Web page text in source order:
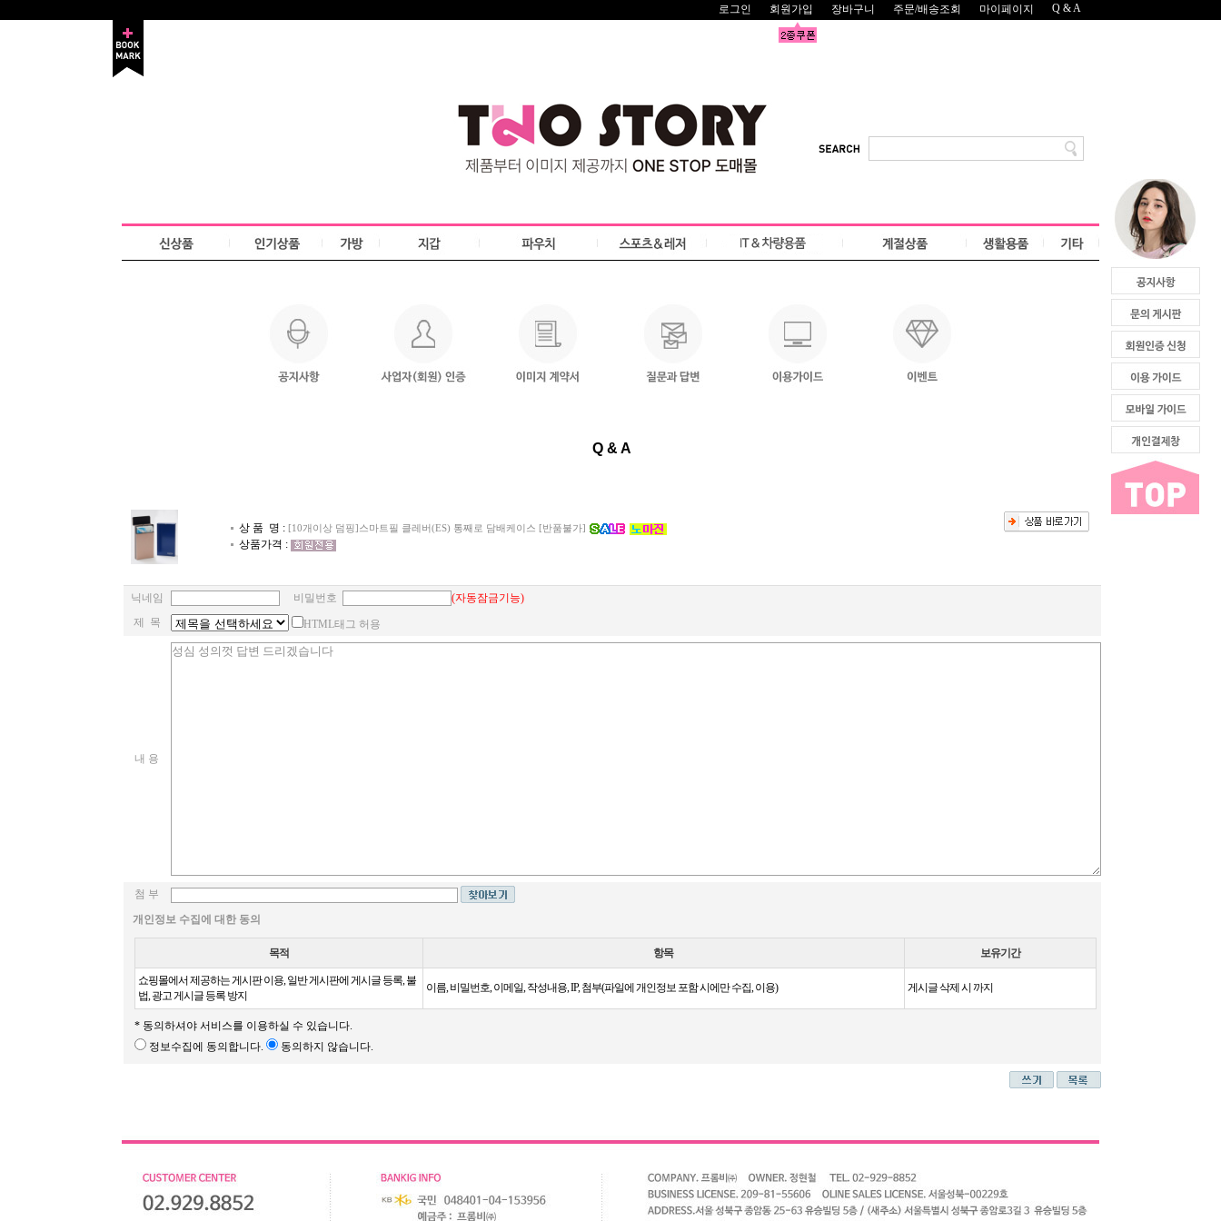
로그인 회원가입 장바구니 주문/배송조회 마이페이지 Q & A
Q & A
상 품 명 : [10개이상 덤핑]스마트필 클레버(ES) 통째로 담배케이스 [반품불가]
상품가격 :
닉네임 비밀번호
(자동잠금기능)
제 목
HTML태그 허용
내 용
첨 부
개인정보 수집에 대한 동의
목적 항목 보유기간
쇼핑몰에서 제공하는 게시판 이용, 일반 게시판에 게시글 등록, 불
법, 광고 게시글 등록 방지
이름, 비밀번호, 이메일, 작성내용, IP, 첨부(파일에 개인정보 포함 시에만 수집, 이용) 게시글 삭제 시 까지
* 동의하셔야 서비스를 이용하실 수 있습니다.
정보수집에 동의합니다.
동의하지 않습니다.